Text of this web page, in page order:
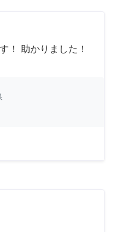
！ 助かりました！